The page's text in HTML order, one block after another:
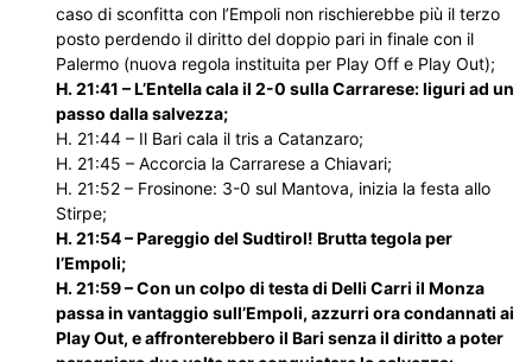
caso di sconfitta con l’Empoli non rischierebbe più il terzo
posto perdendo il diritto del doppio pari in finale con il
Palermo (nuova regola instituita per Play Off e Play Out);
H. 21:41 – L’Entella cala il 2-0 sulla Carrarese: liguri ad un
passo dalla salvezza;
H. 21:44 – Il Bari cala il tris a Catanzaro;
H. 21:45 – Accorcia la Carrarese a Chiavari;
H. 21:52 – Frosinone: 3-0 sul Mantova, inizia la festa allo
Stirpe;
H. 21:54 – Pareggio del Sudtirol! Brutta tegola per
l’Empoli;
H. 21:59 – Con un colpo di testa di Delli Carri il Monza
passa in vantaggio sull’Empoli, azzurri ora condannati ai
Play Out, e affronterebbero il Bari senza il diritto a poter